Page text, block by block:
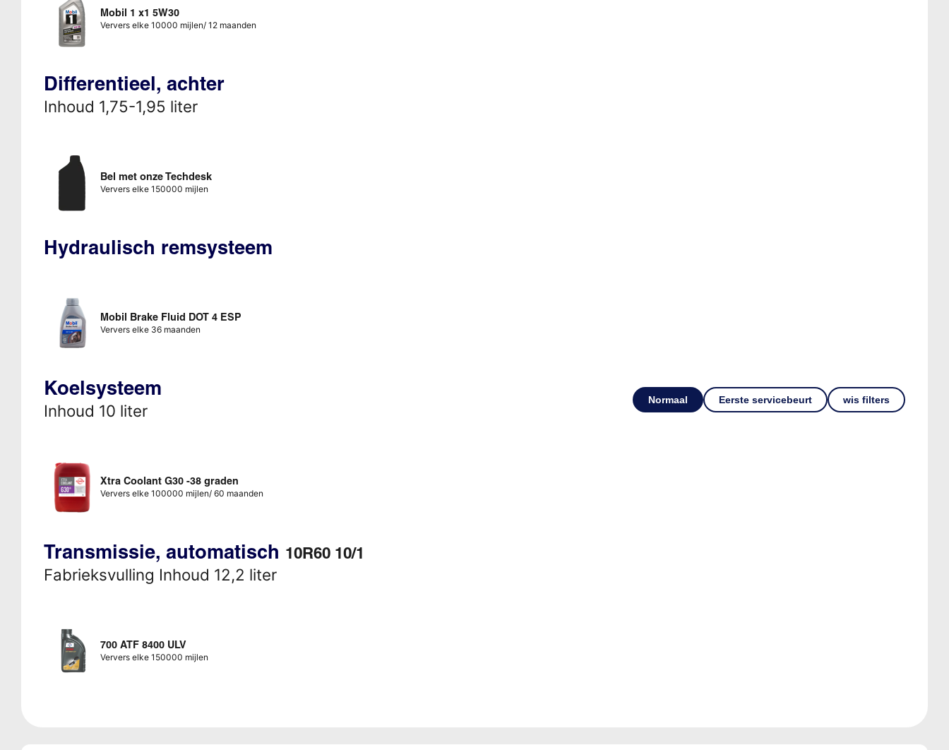
Mobil 1 x1 5W30
Ververs elke 10000 mijlen/ 12 maanden
Differentieel, achter
Inhoud 1,75-1,95 liter
Bel met onze Techdesk
Ververs elke 150000 mijlen
Hydraulisch remsysteem
Mobil Brake Fluid DOT 4 ESP
Ververs elke 36 maanden
Koelsysteem
Inhoud 10 liter
Normaal Eerste servicebeurt wis filters
Xtra Coolant G30 -38 graden
Ververs elke 100000 mijlen/ 60 maanden
Transmissie, automatisch 10R60 10/1
Fabrieksvulling Inhoud 12,2 liter
700 ATF 8400 ULV
Ververs elke 150000 mijlen